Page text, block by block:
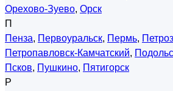
Орехово-Зуево, Орск
П
Пенза, Первоуральск, Пермь,
Петропавловск-Камчатский,
Псков, Пушкино, Пятигорск
Р